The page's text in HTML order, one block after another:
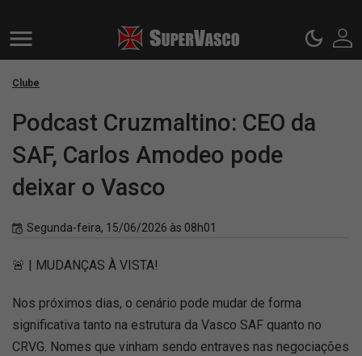
Clube
Podcast Cruzmaltino: CEO da
SAF, Carlos Amodeo pode
deixar o Vasco
Segunda-feira, 15/06/2026 às 08h01
🚨 | MUDANÇAS À VISTA!
Nos próximos dias, o cenário pode mudar de forma
significativa tanto na estrutura da Vasco SAF quanto no
CRVG. Nomes que vinham sendo entraves nas negociações